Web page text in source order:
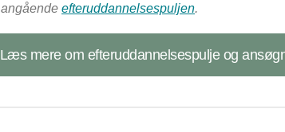
angående efteruddannelsespuljen.
Læs mere om efteruddannelsespulje og